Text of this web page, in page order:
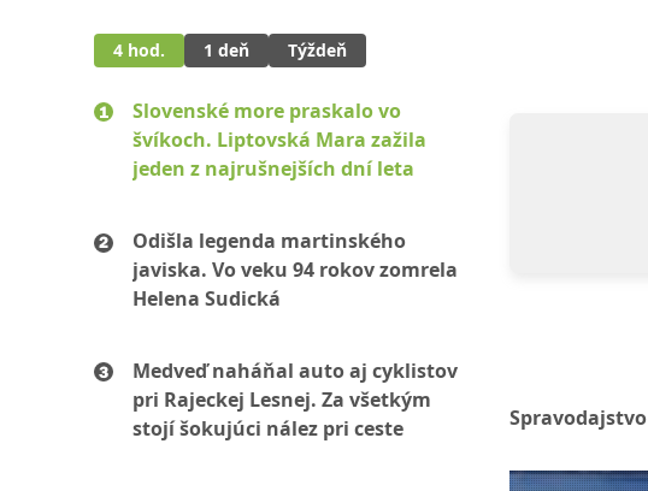
4 hod. 1 deň Týždeň
Slovenské more praskalo vo
švíkoch. Liptovská Mara zažila
jeden z najrušnejších dní leta
Odišla legenda martinského
javiska. Vo veku 94 rokov zomrela
Helena Sudická
Medveď naháňal auto aj cyklistov
pri Rajeckej Lesnej. Za všetkým
stojí šokujúci nález pri ceste
Spravodajstvo